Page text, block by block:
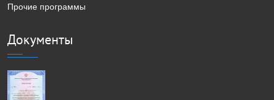
Прочие программы
Документы